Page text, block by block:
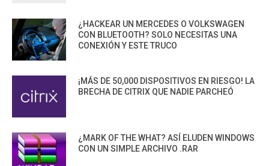
¿HACKEAR UN MERCEDES O VOLKSWAGEN
CON BLUETOOTH? SOLO NECESITAS UNA
CONEXIÓN Y ESTE TRUCO
¡MÁS DE 50,000 DISPOSITIVOS EN RIESGO! LA
BRECHA DE CITRIX QUE NADIE PARCHEÓ
¿MARK OF THE WHAT? ASÍ ELUDEN WINDOWS
CON UN SIMPLE ARCHIVO .RAR